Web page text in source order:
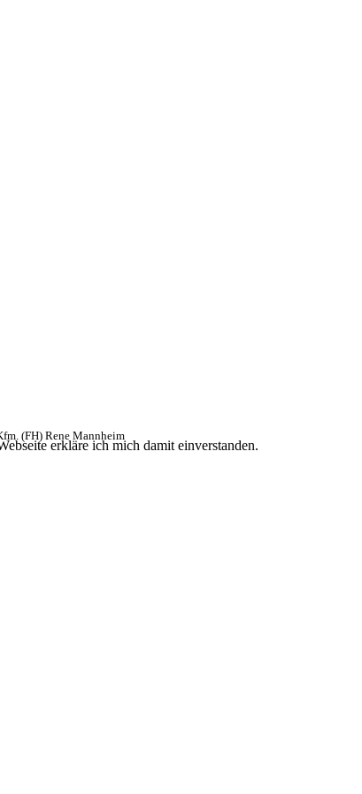
(FH) Rene Mannheim
erkläre ich mich damit einverstanden.